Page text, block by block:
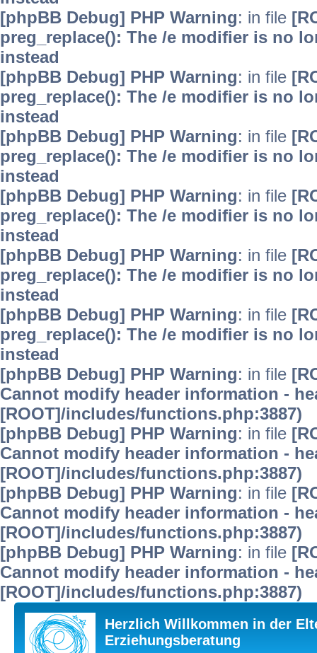
[phpBB Debug] PHP Warning: in file
preg_replace(): The /e modifier is no
instead
[phpBB Debug] PHP Warning: in file
preg_replace(): The /e modifier is no
instead
[phpBB Debug] PHP Warning: in file
preg_replace(): The /e modifier is no
instead
[phpBB Debug] PHP Warning: in file
preg_replace(): The /e modifier is no
instead
[phpBB Debug] PHP Warning: in file
preg_replace(): The /e modifier is no
instead
[phpBB Debug] PHP Warning: in file
preg_replace(): The /e modifier is no
instead
[phpBB Debug] PHP Warning: in file
Cannot modify header information -
[ROOT]/includes/functions.php:3887)
[phpBB Debug] PHP Warning: in file
Cannot modify header information -
[ROOT]/includes/functions.php:3887)
[phpBB Debug] PHP Warning: in file
Cannot modify header information -
[ROOT]/includes/functions.php:3887)
[phpBB Debug] PHP Warning: in file
Cannot modify header information -
[ROOT]/includes/functions.php:3887)
Herzlich Willkommen in der
Erziehungsberatung